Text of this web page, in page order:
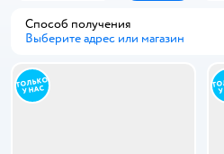
Способ получения
Выберите адрес или магазин